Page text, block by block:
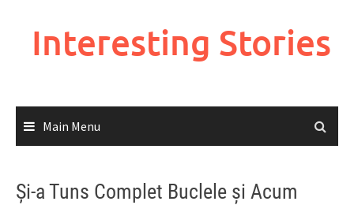
Interesting Stories
Main Menu
Și-a Tuns Complet Buclele și Acum